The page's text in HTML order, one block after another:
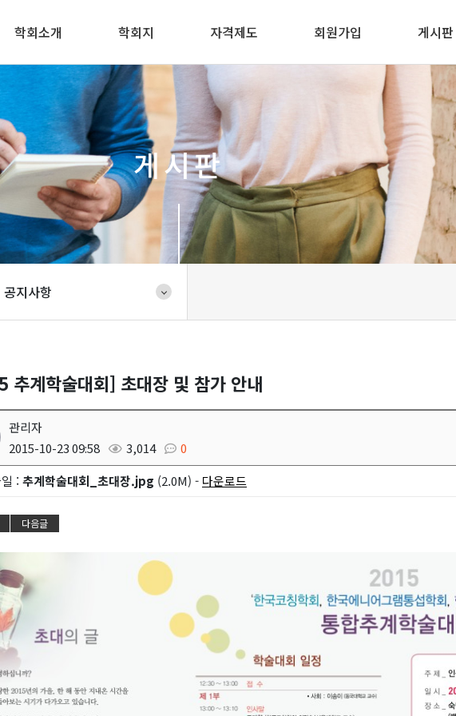
학회소개 학회지 자격제도 회원가입 게시판
게시판
공지사항
추계학술대회] 초대장 및 참가 안내
관리자
2015-10-23 09:58
3,014
0
: 추계학술대회_초대장.jpg (2.0M) - 다운로드
다음글